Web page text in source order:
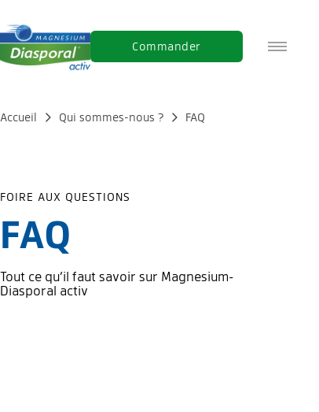
Commander
Accueil Qui sommes-nous ? FAQ
FOIRE AUX QUESTIONS
FAQ
Tout ce qu’il faut savoir sur Magnesium-
Diasporal activ